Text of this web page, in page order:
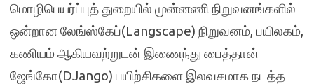
மொழிபெயர்ப்புத் துறையில் முன்னணி நிறுவனங்களில்
ஒன்றான லேங்ஸ்கேப்(Langscape) நிறுவனம், பயிலகம்,
கணியம் ஆகியவற்றுடன் இணைந்து பைத்தான்
ஜேங்கோ(DJango) பயிற்சிகளை இலவசமாக நடத்த